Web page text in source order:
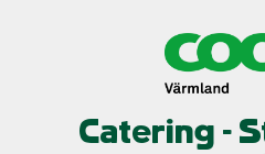
Catering -